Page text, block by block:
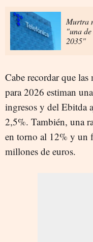
Murtra
"una
2035"
Cabe recordar que las
para 2026 estiman
ingresos y del Ebitda
2,5%. También, una
en torno al 12% y un
millones de euros.